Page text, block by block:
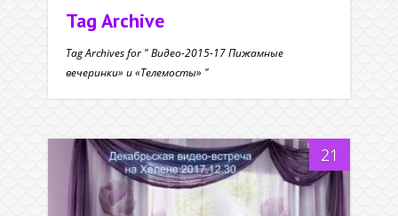
Tag Archive
Tag Archives for " Видео-2015-17 Пижамные
вечеринки» и «Телемосты» "
21